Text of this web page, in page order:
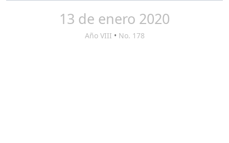
13 de enero 2020
Año VIII • No. 178